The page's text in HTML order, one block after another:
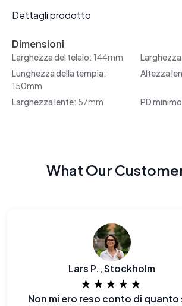
Dettagli prodotto
Dimensioni
Larghezza del telaio: 144mm
Lunghezza della tempia:
150mm
Altezza
Larghezza lente: 57mm PD
What Our
Lars P., Stockholm
★★★★★